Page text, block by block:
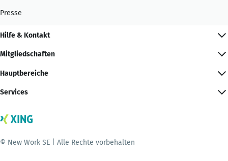
Presse
Hilfe & Kontakt
Mitgliedschaften
Hauptbereiche
Services
© New Work SE | Alle Rechte vorbehalten